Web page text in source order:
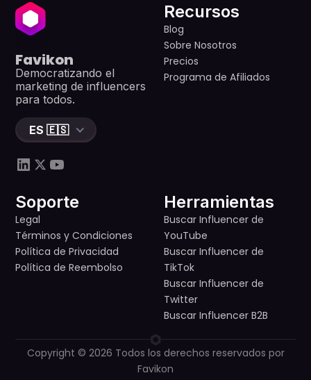
Favikon
Democratizando el
marketing de influencers
para todos.
ES 🇪🇸
Recursos
Blog
Sobre Nosotros
Precios
Programa de Afiliados
Soporte
Legal
Términos y Condiciones
Política de Privacidad
Política de Reembolso
Herramientas
Buscar Influencer de
YouTube
Buscar Influencer de
TikTok
Buscar Influencer de
Twitter
Buscar Influencer B2B
Copyright © 2026 Todos los derechos reservados por
Favikon